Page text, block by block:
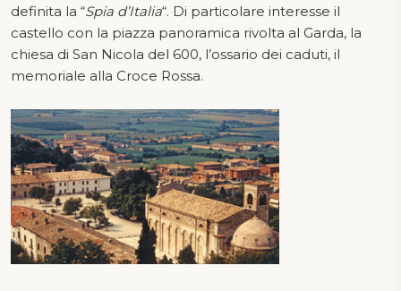
definita la “Spia d’Italia“. Di particolare interesse il
castello con la piazza panoramica rivolta al Garda, la
chiesa di San Nicola del 600, l’ossario dei caduti, il
memoriale alla Croce Rossa.